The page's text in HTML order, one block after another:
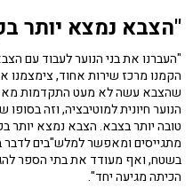
"הצבא נמצא יותר
"העברנו את בני הנוער לעבוד עם
הקמנו מרכז שירות אחוד, צימצמנו
שהצבא עשה לא מעט התקדמות
הנוער חיונית למוטיבציה, וזה
טובה יותר בצבא. הצבא נמצא יותר
מתגייסים ומאפשר למלש"בים לדבר
בשטח, ואף מעודד את בתי הספר
הכיתה מגיעה יחד".